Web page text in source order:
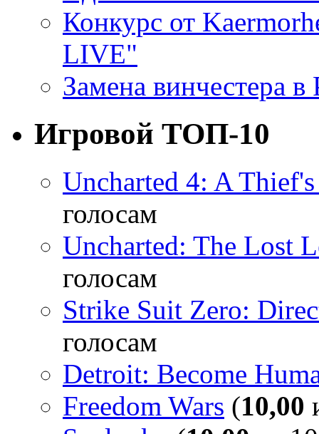
Конкурс от
LIVE"
Замена винчестера
Игровой ТОП-10
Uncharted 4: A
голосам
Uncharted: The Lost
голосам
Strike Suit Zero:
голосам
Detroit: Become
Freedom Wars (10,00